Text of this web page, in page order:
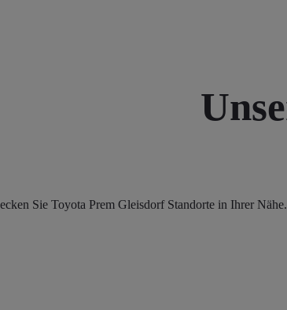
Sie Toyota Prem Gleisdorf Standorte in Ihrer